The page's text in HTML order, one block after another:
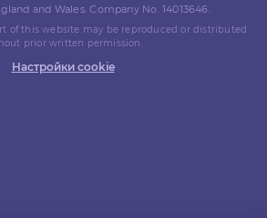
and Wales. Company No. 14013646.
of this website may be reproduced or distributed
prior written permission.
Настройки cookie